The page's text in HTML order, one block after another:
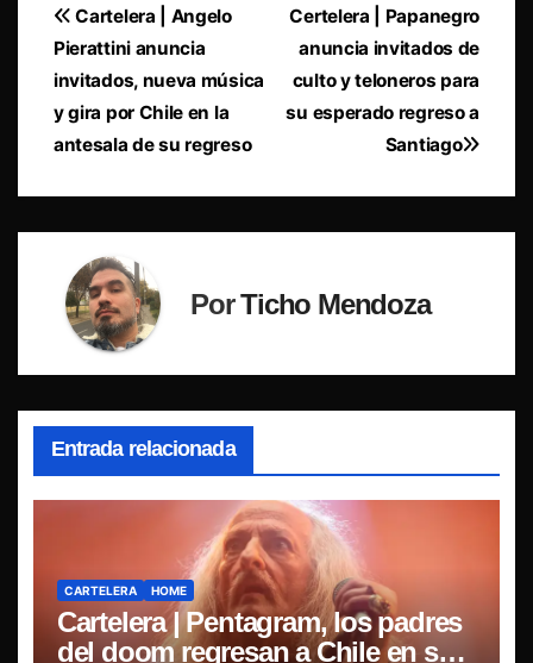
Navegación
de
entradas
Certelera | Papanegro
anuncia invitados de
culto y teloneros para
su esperado regreso a
Santiago
Cartelera | Angelo
Pierattini anuncia
invitados, nueva música
y gira por Chile en la
antesala de su regreso
PorTicho Mendoza
Entrada relacionada
CARTELERA HOME
Cartelera | Pentagram, los padres
del doom regresan a Chile en su